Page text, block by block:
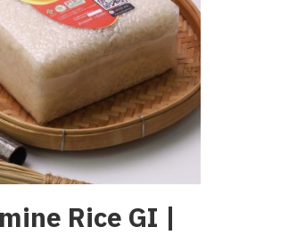
Rice GI |